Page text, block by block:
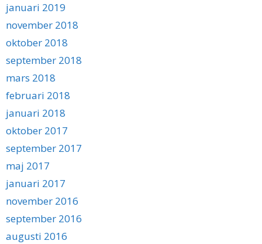
januari 2019
november 2018
oktober 2018
september 2018
mars 2018
februari 2018
januari 2018
oktober 2017
september 2017
maj 2017
januari 2017
november 2016
september 2016
augusti 2016